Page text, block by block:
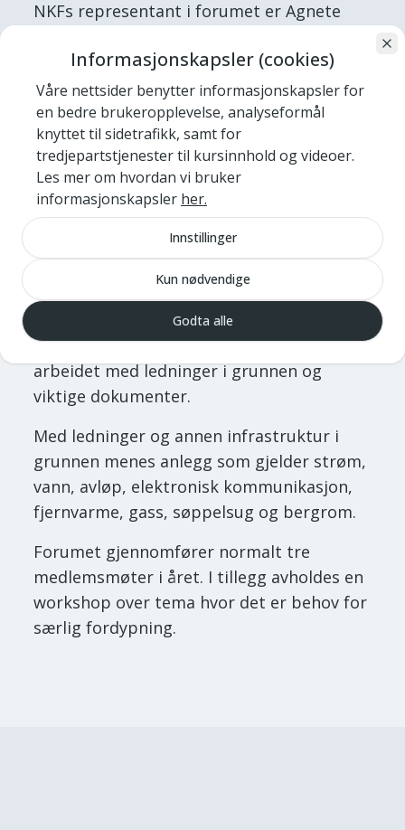
NKFs representant i forumet er Agnete
i Bjørnafjorden kommune, samt
styremedlem i NKF veg og park.
Publisert2. februar 2023av Sindre Haarr
Oppdatert5. februar 2025
Samarbeidsforum for ledninger i grunnen
(SLG) ble etablert i 2013 og er et forum for
relevante bransjeforeninger og
myndigheter med interesse for
samordning av ledninger og annen
infrastruktur i grunnen. På disse sidene får
du vite mer om forumet, nyheter om
arbeidet med ledninger i grunnen og
viktige dokumenter.
Med ledninger og annen infrastruktur i
grunnen menes anlegg som gjelder strøm,
vann, avløp, elektronisk kommunikasjon,
fjernvarme, gass, søppelsug og bergrom.
Forumet gjennomfører normalt tre
medlemsmøter i året. I tillegg avholdes en
workshop over tema hvor det er behov for
særlig fordypning.
Informasjonskapsler (cookies)
Våre nettsider benytter informasjonskapsler for
en bedre brukeropplevelse, analyseformål
knyttet til sidetrafikk, samt for
tredjepartstjenester til kursinnhold og videoer.
Les mer om hvordan vi bruker
informasjonskapsler her.
Innstillinger
Kun nødvendige
Godta alle